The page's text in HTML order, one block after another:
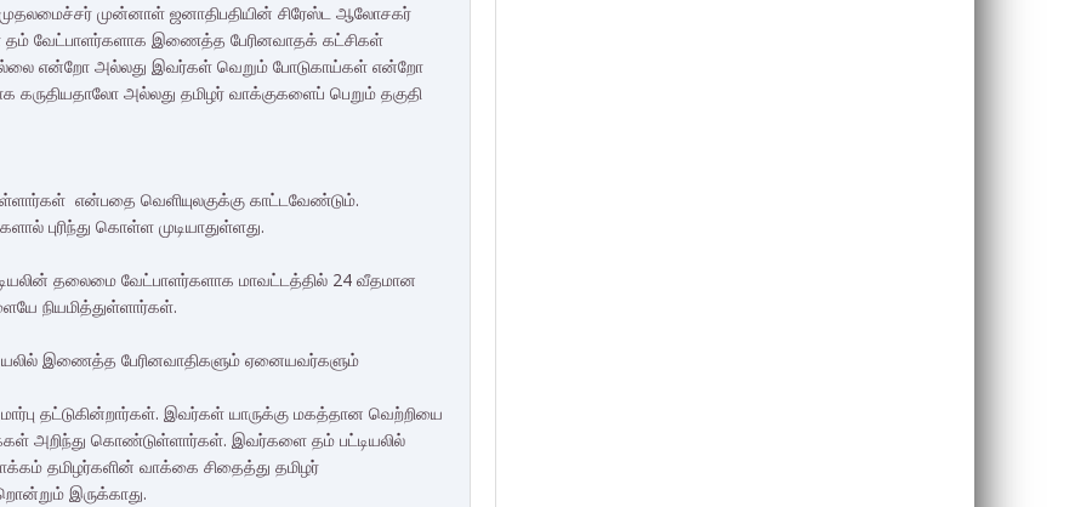
முன்னாள் ஜனாதிபதியின் சிரேஸ்ட ஆலோசகர்
தம் வேட்பாளர்களாக இணைத்த பேரினவாதக் கட்சிகள்
என்றோ அல்லது இவர்கள் வெறும் போடுகாய்கள் என்றோ
அல்லது தமிழர் வாக்குகளைப் பெறும் தகுதி
என்பதை வெளியுலகுக்கு காட்டவேண்டும்.
புரிந்து கொள்ள முடியாதுள்ளது.
தலைமை வேட்பாளர்களாக மாவட்டத்தில் 24 வீதமான
நியமித்துள்ளார்கள்.
இணைத்த பேரினவாதிகளும் ஏனையவர்களும்
தட்டுகின்றார்கள். இவர்கள் யாருக்கு மகத்தான வெற்றியை
அறிந்து கொண்டுள்ளார்கள். இவர்களை தம் பட்டியலில்
தமிழர்களின் வாக்கை சிதைத்து தமிழர்
இருக்காது.